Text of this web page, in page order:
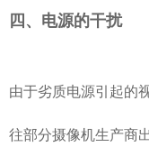
四、电源的干扰
由于劣质电源引起的
往部分摄像机生产商